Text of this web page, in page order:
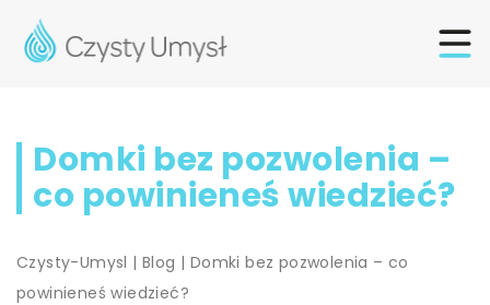
Domki bez pozwolenia –
co powinieneś wiedzieć?
Czysty-Umysl |Blog | Domki bez pozwolenia – co
powinieneś wiedzieć?